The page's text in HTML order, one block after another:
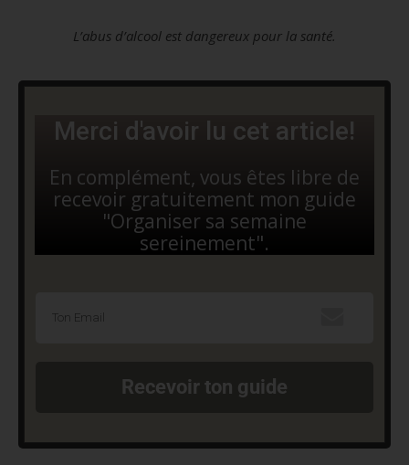
L’abus d’alcool est dangereux pour la santé.
Merci d'avoir lu cet article!
En complément, vous êtes libre de
recevoir gratuitement mon guide
"Organiser sa semaine
sereinement".
Recevoir ton guide